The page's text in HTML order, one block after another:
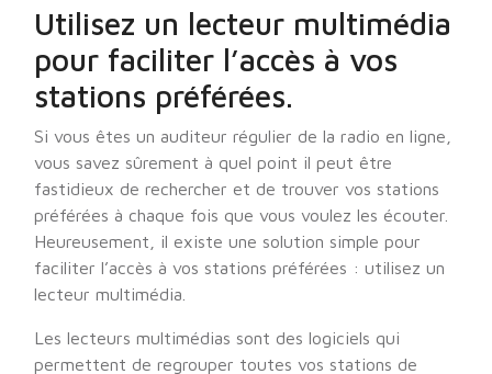
Utilisez un lecteur multimédia
pour faciliter l’accès à vos
stations préférées.
Si vous êtes un auditeur régulier de la radio en ligne,
vous savez sûrement à quel point il peut être
fastidieux de rechercher et de trouver vos stations
préférées à chaque fois que vous voulez les écouter.
Heureusement, il existe une solution simple pour
faciliter l’accès à vos stations préférées : utilisez un
lecteur multimédia.
Les lecteurs multimédias sont des logiciels qui
permettent de regrouper toutes vos stations de